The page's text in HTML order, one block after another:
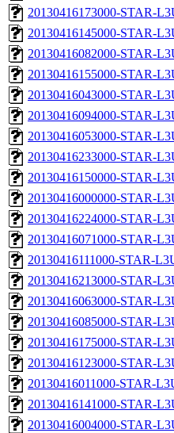
20130416173000-STAR-
20130416145000-STAR-
20130416082000-STAR-
20130416155000-STAR-
20130416043000-STAR-
20130416094000-STAR-
20130416053000-STAR-
20130416233000-STAR-
20130416150000-STAR-
20130416000000-STAR-
20130416224000-STAR-
20130416071000-STAR-
20130416111000-STAR-
20130416213000-STAR-
20130416063000-STAR-
20130416085000-STAR-
20130416175000-STAR-
20130416123000-STAR-
20130416011000-STAR-
20130416141000-STAR-
20130416004000-STAR-